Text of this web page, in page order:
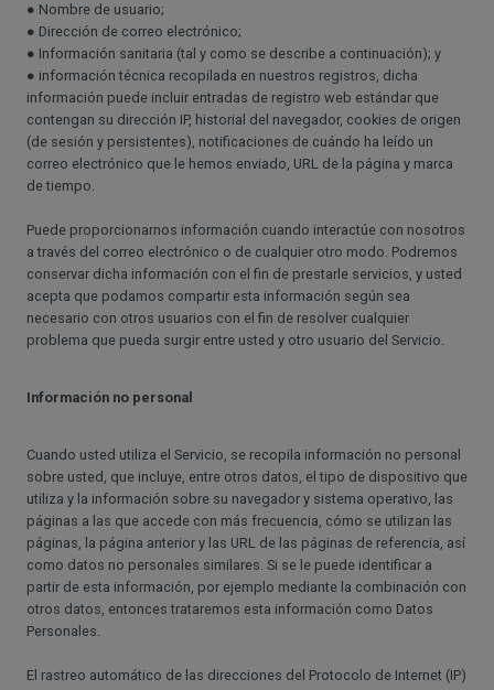
● Nombre de usuario;
● Dirección de correo electrónico;
● Información sanitaria (tal y como se describe a continuación); y
● información técnica recopilada en nuestros registros, dicha
información puede incluir entradas de registro web estándar que
contengan su dirección IP, historial del navegador, cookies de origen
(de sesión y persistentes), notificaciones de cuándo ha leído un
correo electrónico que le hemos enviado, URL de la página y marca
de tiempo.
Puede proporcionarnos información cuando interactúe con nosotros
a través del correo electrónico o de cualquier otro modo. Podremos
conservar dicha información con el fin de prestarle servicios, y usted
acepta que podamos compartir esta información según sea
necesario con otros usuarios con el fin de resolver cualquier
problema que pueda surgir entre usted y otro usuario del Servicio.
Información no personal
Cuando usted utiliza el Servicio, se recopila información no personal
sobre usted, que incluye, entre otros datos, el tipo de dispositivo que
utiliza y la información sobre su navegador y sistema operativo, las
páginas a las que accede con más frecuencia, cómo se utilizan las
páginas, la página anterior y las URL de las páginas de referencia, así
como datos no personales similares. Si se le puede identificar a
partir de esta información, por ejemplo mediante la combinación con
otros datos, entonces trataremos esta información como Datos
Personales.
El rastreo automático de las direcciones del Protocolo de Internet (IP)